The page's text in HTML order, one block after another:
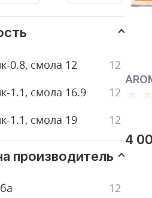
0.8, смола 12
1.1, смола 16.9
1.1, смола 19
производитель
4